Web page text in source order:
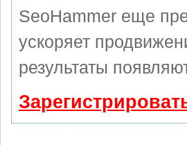
SeoHammer еще
ускоряет
результаты